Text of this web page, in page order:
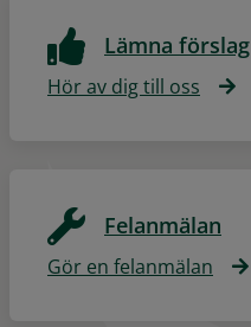
Lämna förslag
Hör av dig till oss
Felanmälan
Gör en felanmälan